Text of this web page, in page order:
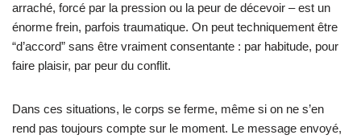
arraché, forcé par la pression ou la peur de décevoir – est un
énorme frein, parfois traumatique. On peut techniquement être
“d’accord” sans être vraiment consentante : par habitude, pour
faire plaisir, par peur du conflit.
Dans ces situations, le corps se ferme, même si on ne s’en
rend pas toujours compte sur le moment. Le message envoyé,